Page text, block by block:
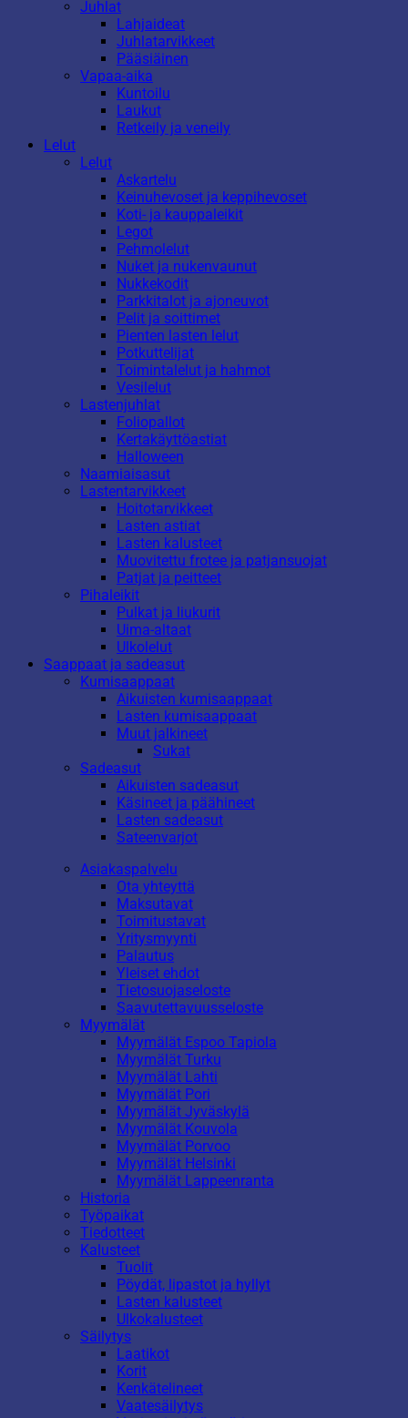
Juhlat
Lahjaideat
Juhlatarvikkeet
Pääsiäinen
Vapaa-aika
Kuntoilu
Laukut
Retkeily ja veneily
Lelut
Lelut
Askartelu
Keinuhevoset ja keppihevoset
Koti- ja kauppaleikit
Legot
Pehmolelut
Nuket ja nukenvaunut
Nukkekodit
Parkkitalot ja ajoneuvot
Pelit ja soittimet
Pienten lasten lelut
Potkuttelijat
Toimintalelut ja hahmot
Vesilelut
Lastenjuhlat
Foliopallot
Kertakäyttöastiat
Halloween
Naamiaisasut
Lastentarvikkeet
Hoitotarvikkeet
Lasten astiat
Lasten kalusteet
Muovitettu frotee ja patjansuojat
Patjat ja peitteet
Pihaleikit
Pulkat ja liukurit
Uima-altaat
Ulkolelut
Saappaat ja sadeasut
Kumisaappaat
Aikuisten kumisaappaat
Lasten kumisaappaat
Muut jalkineet
Sukat
Sadeasut
Aikuisten sadeasut
Käsineet ja päähineet
Lasten sadeasut
Sateenvarjot
Asiakaspalvelu
Ota yhteyttä
Maksutavat
Toimitustavat
Yritysmyynti
Palautus
Yleiset ehdot
Tietosuojaseloste
Saavutettavuusseloste
Myymälät
Myymälät Espoo Tapiola
Myymälät Turku
Myymälät Lahti
Myymälät Pori
Myymälät Jyväskylä
Myymälät Kouvola
Myymälät Porvoo
Myymälät Helsinki
Myymälät Lappeenranta
Historia
Työpaikat
Tiedotteet
Kalusteet
Tuolit
Pöydät, lipastot ja hyllyt
Lasten kalusteet
Ulkokalusteet
Säilytys
Laatikot
Korit
Kenkätelineet
Vaatesäilytys